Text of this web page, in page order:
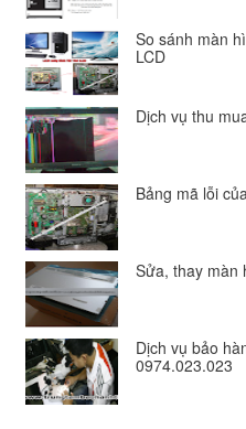
So sánh màn
LCD
Dịch vụ thu
Bảng mã lỗi
Sửa, thay màn
Dịch vụ bảo
0974.023.023